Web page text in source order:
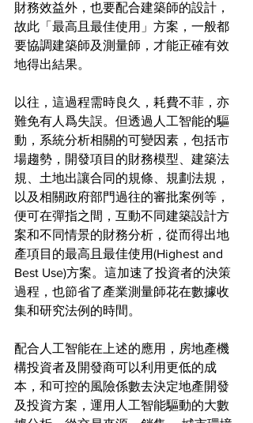
財務效益外，也要配合建築師的設計，
故此「最高且最佳使用」方案，一般都
要協調建築師及測量師，才能正確有效
地得出結果。
以往，這過程需時良久，耗費不菲，亦
難免有人爲失誤。但透過人工智能的驅
動，系統分析相關的可變因素，包括市
場趨勢，開發項目的財務模型、建築法
規、土地出讓合同的規條、規劃法規，
以及相關政府部門過往的審批案例等，
便可在彈指之間，互動不同建築設計方
案和不同情景的財務分析，從而得出地
產項目的最高且最佳使用(Highest and
Best Use)方案。這加速了投資者的決策
過程，也節省了產業測量師花在數據收
集和研究法例的時間。
配合人工智能在上述的應用，房地產機
構投資者及開發商可以利用更低的成
本，和可控的風險係數去決定地產開發
及投資方案，運用人工智能驅動的大數